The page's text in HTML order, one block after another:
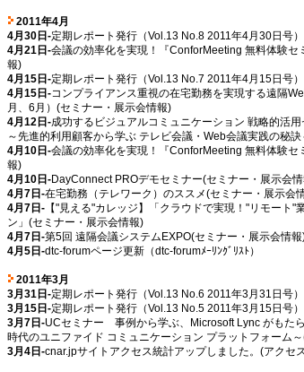
2011年4月
4月30日-定期レポート発行（Vol.13 No.8 2011年4月30日号）
4月21日-会議の効率化を実現！『ConforMeeting 無料体験セ
報)
4月15日-定期レポート発行（Vol.13 No.7 2011年4月15日号）
4月15日-コンプライアンス重視の在宅勤務を実現する遠隔
月、6月）(セミナー・展示会情報)
4月12日-成功するビジュアルコミュニケーション 戦略的活用
～先進的利用顧客から学ぶ テレビ会議・Web会議実践の秘
4月10日-会議の効率化を実現！『ConforMeeting 無料体験セ
報)
4月10日-DayConnect PROデモセミナー(セミナー・展示会
4月7日-在宅勤務（テレワーク）のススメ(セミナー・展示会
4月7日-【"見える"カレッジ】「クラウドで実現！"リモート"
ン」(セミナー・展示会情報)
4月7日-第5回 遠隔会議システムEXPO(セミナー・展示会情報
4月5日-dtc-forumページ更新（dtc-forumﾒｰﾘﾝｸﾞﾘｽﾄ）
2011年3月
3月31日-定期レポート発行（Vol.13 No.6 2011年3月31日号）
3月15日-定期レポート発行（Vol.13 No.5 2011年3月15日号）
3月7日-UCセミナー 事例から学ぶ、Microsoft Lync がもた
時代のユニファイド コミュニケーション プラットフォーム
3月4日-cnar.jpサイトアクセス統計アップしました。(アクセス